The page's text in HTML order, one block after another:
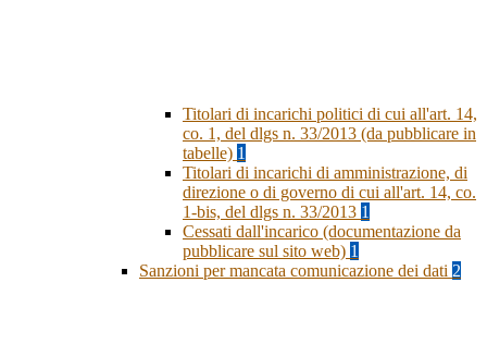
Titolari di incarichi politici di cui all'art. 14,
co. 1, del dlgs n. 33/2013 (da pubblicare in
tabelle) 1
Titolari di incarichi di amministrazione, di
direzione o di governo di cui all'art. 14, co.
1-bis, del dlgs n. 33/2013 1
Cessati dall'incarico (documentazione da
pubblicare sul sito web) 1
Sanzioni per mancata comunicazione dei dati 2